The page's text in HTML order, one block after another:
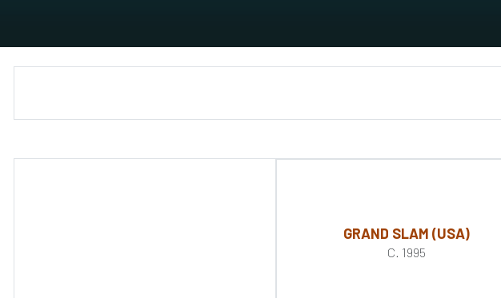
GRAND SLAM (USA)
C. 1995